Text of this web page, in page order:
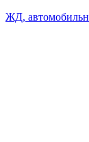
ЖД,